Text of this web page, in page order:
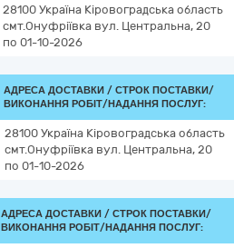
28100 Україна Кіровоградська область
смт.Онуфріївка вул. Центральна, 20
по 01-10-2026
АДРЕСА ДОСТАВКИ / СТРОК ПОСТАВКИ/
ВИКОНАННЯ РОБІТ/НАДАННЯ ПОСЛУГ:
28100 Україна Кіровоградська область
смт.Онуфріївка вул. Центральна, 20
по 01-10-2026
АДРЕСА ДОСТАВКИ / СТРОК ПОСТАВКИ/
ВИКОНАННЯ РОБІТ/НАДАННЯ ПОСЛУГ: